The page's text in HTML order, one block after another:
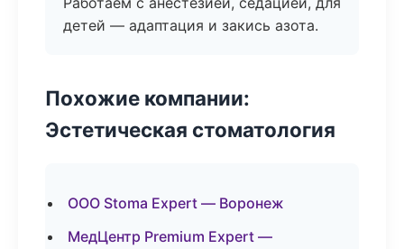
детей — адаптация и закись азота.
Похожие компании:
Эстетическая стоматология
ООО Stoma Expert — Воронеж
МедЦентр Premium Expert —